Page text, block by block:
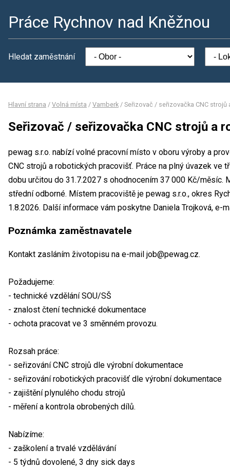
Práce Rychnov nad Kněžnou
Hledat zaměstnání
Hlavní strana / Volná místa / Vamberk / Seřizovač / seřizovačka CNC
Seřizovač / seřizovačka CNC strojů a
pewag s.r.o. nabízí volné pracovní místo v oboru výroby a
CNC strojů a robotických pracovišť. Práce na plný úvazek ve
dobu určitou do 31.7.2027 s ohodnocením 37 000 Kč/měsíc.
střední odborné. Místem pracoviště je pewag s.r.o., okres
1.8.2026. Další informace vám poskytne Daniela Trojková, e-
Poznámka zaměstnavatele
Kontakt zasláním životopisu na e-mail job@pewag.cz.
Požadujeme:
- technické vzdělání SOU/SŠ
- znalost čtení technické dokumentace
- ochota pracovat ve 3 směnném provozu.
Rozsah práce:
- seřizování CNC strojů dle výrobní dokumentace
- seřizování robotických pracovišť dle výrobní dokumentace
- zajištění plynulého chodu strojů
- měření a kontrola obrobených dílů.
Nabízíme:
- zaškolení a trvalé vzdělávání
- 5 týdnů dovolené, 3 dny sick days